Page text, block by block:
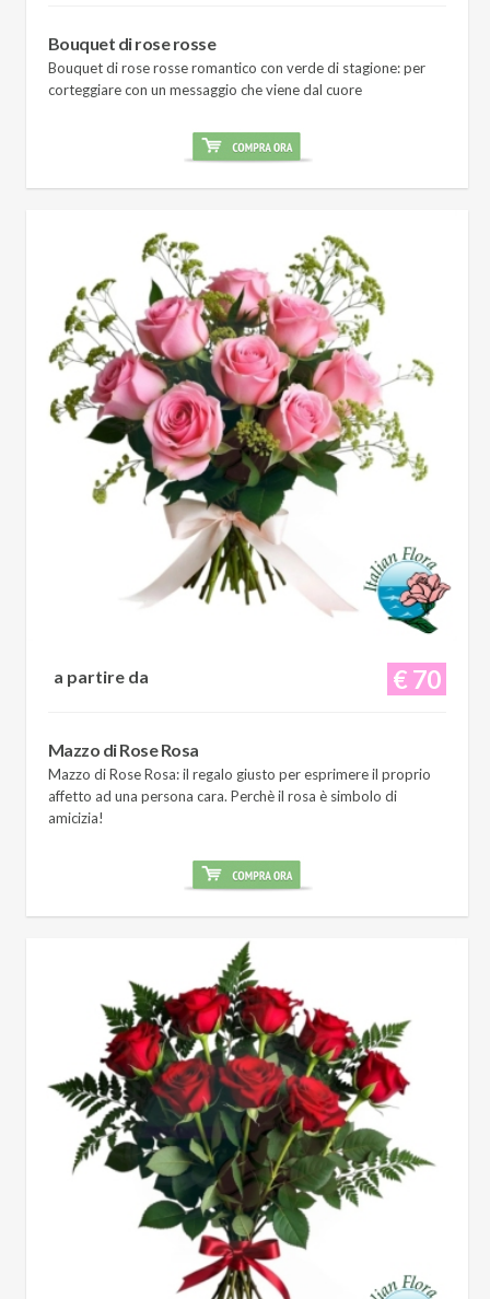
Bouquet di rose rosse
Bouquet di rose rosse romantico con verde di stagione: per
corteggiare con un messaggio che viene dal cuore
€ 70
a partire da
Mazzo di Rose Rosa
Mazzo di Rose Rosa: il regalo giusto per esprimere il proprio
affetto ad una persona cara. Perchè il rosa è simbolo di
amicizia!